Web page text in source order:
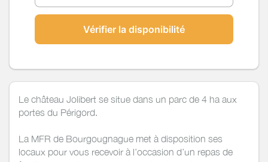
Vérifier la disponibilité
Le château Jolibert se situe dans un parc de 4 ha aux
portes du Périgord.
La MFR de Bourgougnague met à disposition ses
locaux pour vous recevoir à l’occasion d’un repas de